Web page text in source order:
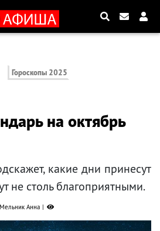
Гороскопы 2025
на октябрь
какие дни принесут
не столь благоприятными.
Анна